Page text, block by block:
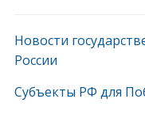
Новости
России
Субъекты РФ для